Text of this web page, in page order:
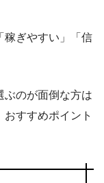
稼ぎやすい」「信
ぶのが面倒な方は
すすめポイント